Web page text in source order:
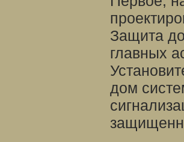
Защита
главных
дом